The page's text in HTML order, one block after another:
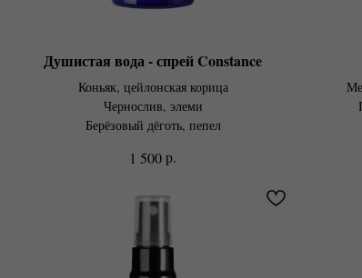
Душистая вода - спрей Constance
Коньяк, цейлонская корица
Чернослив, элеми
Берёзовый дёготь, пепел
1 500р.